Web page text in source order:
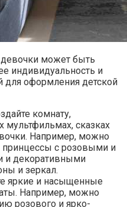
может быть
индивидуальность и
для оформления детской
комнату,
сказках
Например, можно
принцессы с розовыми и
и декоративными
и зеркал.
яркие и насыщенные
Например, можно
розового и ярко-